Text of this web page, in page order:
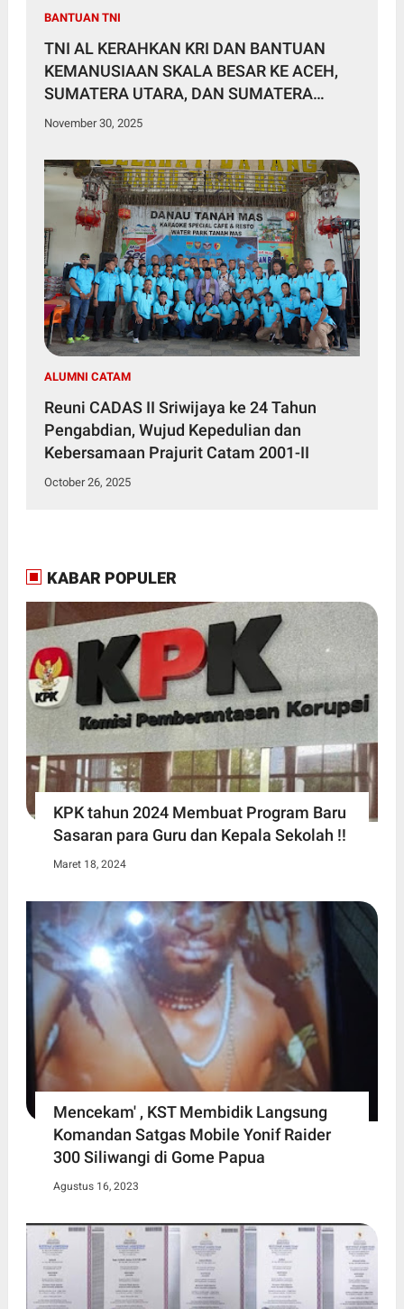
BANTUAN TNI
TNI AL KERAHKAN KRI DAN BANTUAN
KEMANUSIAAN SKALA BESAR KE ACEH,
SUMATERA UTARA, DAN SUMATERA
BARAT
November 30, 2025
ALUMNI CATAM
Reuni CADAS II Sriwijaya ke 24 Tahun
Pengabdian, Wujud Kepedulian dan
Kebersamaan Prajurit Catam 2001-II
October 26, 2025
KABAR POPULER
KPK tahun 2024 Membuat Program Baru
Sasaran para Guru dan Kepala Sekolah !!
Maret 18, 2024
Mencekam' , KST Membidik Langsung
Komandan Satgas Mobile Yonif Raider
300 Siliwangi di Gome Papua
Agustus 16, 2023